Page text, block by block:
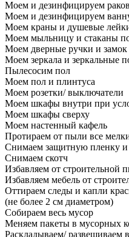
Моем и дезинфицируем
Моем и дезинфицируем
Моем краны и душевые
Моем мыльницу и стаканы
Моем дверные ручки и замок
Моем зеркала и зеркальные
Пылесосим пол
Моем пол и плинтуса
Моем розетки/ выключатели
Моем шкафы внутри при
Моем шкафы сверху
Моем настенный кафель
Протираем от пыли все
Снимаем защитную пленку и
Снимаем скотч
Избавляем от строительной
Избавляем мебель от
Оттираем следы и капли
(не более 2 см диаметром)
Собираем весь мусор
Меняем пакеты в мусорных
Раскладываем/ развешиваем